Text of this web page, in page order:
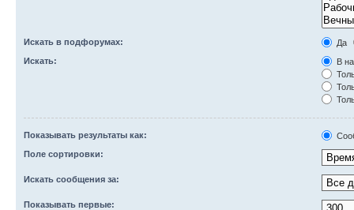
Искать в подфорумах:
Да
Искать:
В
Показывать результаты как:
Поле сортировки:
Искать сообщения за:
Показывать первые: